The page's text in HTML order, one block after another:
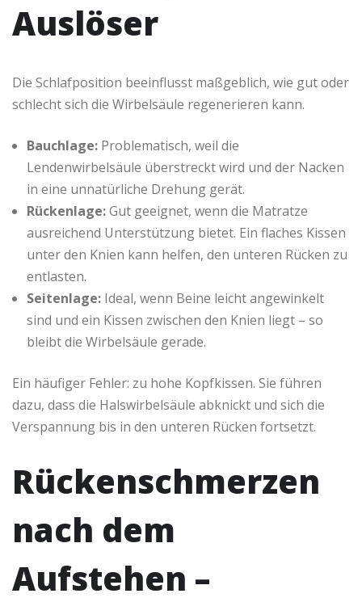
Auslöser
Die Schlafposition beeinflusst maßgeblich, wie gut oder
schlecht sich die Wirbelsäule regenerieren kann.
Bauchlage: Problematisch, weil die
Lendenwirbelsäule überstreckt wird und der Nacken
in eine unnatürliche Drehung gerät.
Rückenlage:Gut geeignet, wenn die Matratze
ausreichend Unterstützung bietet. Ein flaches Kissen
unter den Knien kann helfen, den unteren Rücken zu
entlasten.
Seitenlage: Ideal, wenn Beine leicht angewinkelt
sind und ein Kissen zwischen den Knien liegt – so
bleibt die Wirbelsäule gerade.
Ein häufiger Fehler: zu hohe Kopfkissen. Sie führen
dazu, dass die Halswirbelsäule abknickt und sich die
Verspannung bis in den unteren Rücken fortsetzt.
Rückenschmerzen
nach dem
Aufstehen –